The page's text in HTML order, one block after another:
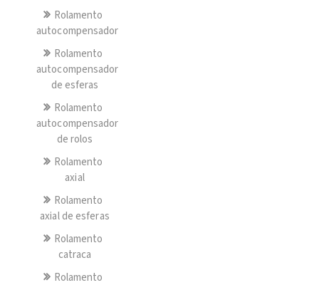
Rolamento
autocompensador
Rolamento
autocompensador
de esferas
Rolamento
autocompensador
de rolos
Rolamento
axial
Rolamento
axial de esferas
Rolamento
catraca
Rolamento